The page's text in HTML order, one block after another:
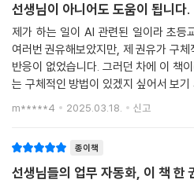
_[바로 실습 70] 노트패드 사용하기
_[바로 실습 71] 에이전트 기능 사용하
_[바로 실습 72] SVG 파일 제작 요청하
정이 비효율적이라고 느껴 이를 해결하
다. 시행착오 끝에 효율적인 도구를 개
람을 느꼈습니다. 최근에는 생성형 AI와
이 많이 낮아졌습니다. 중요한 것은 문
창의성입니다. 이 책을 통해 선생님들이
혁신의 씨앗으로 삼아 더 다양한 해결책
_김송희
선생님이 아니어도 도움이 됩니다.
제가 하는 일이 AI 관련된 일이라 초등
여러번 권유해보았지만, 제 권유가 구
반응이 없었습니다. 그러던 차에 이 책
는 구체적인 방법이 있겠지 싶어서 보
되는 내용이 많았습니다. 앱시트는 처
m*****4 2025.03.18. 신고
종이책
선생님들의 업무 자동화, 이 책 한